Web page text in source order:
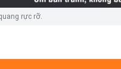
rực rỡ.